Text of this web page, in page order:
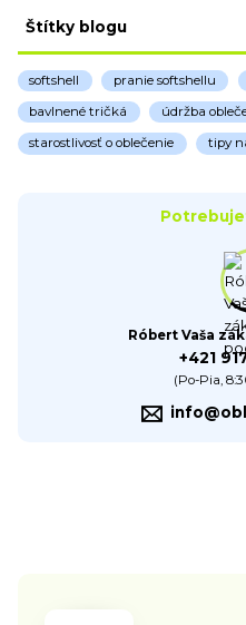
Štítky blogu
softshell pranie softshellu
bavlnené tričká údržba
starostlivosť o oblečenie tipy
Róbert Vaša
+421
(Po-Pia,